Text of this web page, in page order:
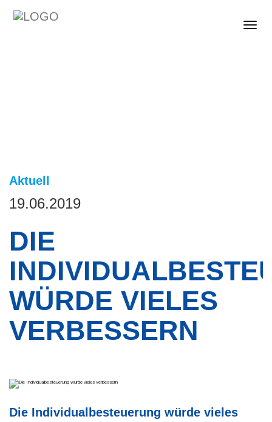
Aktuell
19.06.2019
DIE
WÜRDE VIELES
VERBESSERN
Die Individualbesteuerung würde vieles